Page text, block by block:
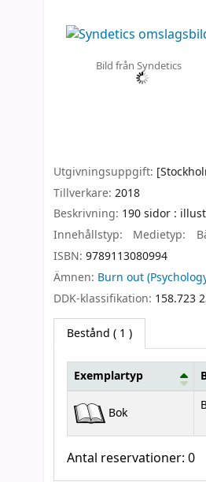
Bild från Syndetics
Utgivningsuppgift:
Tillverkare: 2018
Beskrivning: 190 sidor :
Innehållstyp:
Medietyp:
ISBN: 9789113080994
Ämnen: Burn out
DDK-klassifikation: 158.723
Bestånd ( 1 )
Bestånd
Exemplartyp
Bok
Antal reservationer: 0